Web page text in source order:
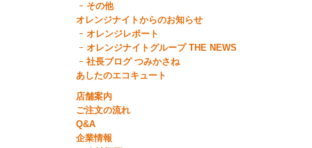
その他
オレンジナイトからのお知らせ
オレンジレポート
オレンジナイトグループ THE NEWS
社長ブログ つみかさね
あしたのエコキュート
店舗案内
ご注文の流れ
Q&A
企業情報